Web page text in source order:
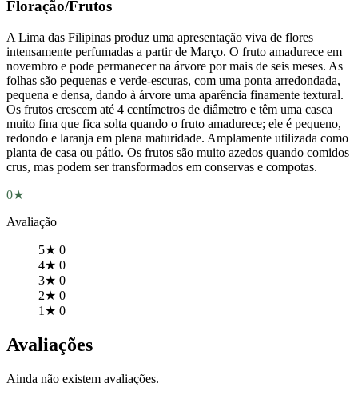
Floração/Frutos
A Lima das Filipinas produz uma apresentação viva de flores
intensamente perfumadas a partir de Março. O fruto amadurece em
novembro e pode permanecer na árvore por mais de seis meses. As
folhas são pequenas e verde-escuras, com uma ponta arredondada,
pequena e densa, dando à árvore uma aparência finamente textural.
Os frutos crescem até 4 centímetros de diâmetro e têm uma casca
muito fina que fica solta quando o fruto amadurece; ele é pequeno,
redondo e laranja em plena maturidade. Amplamente utilizada como
planta de casa ou pátio. Os frutos são muito azedos quando comidos
crus, mas podem ser transformados em conservas e compotas.
0★
Avaliação
5★ 0
4★ 0
3★ 0
2★ 0
1★ 0
Avaliações
Ainda não existem avaliações.